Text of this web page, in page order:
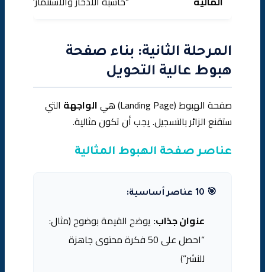
المرحلة الثانية: بناء صفحة
هبوط عالية التحويل
صفحة الهبوط (Landing Page) هي الواجهة التي
ستقنع الزائر بالتسجيل. يجب أن تكون مثالية.
عناصر صفحة الهبوط المثالية
🎯 10 عناصر أساسية:
عنوان جذاب: يوضح القيمة بوضوح (مثال:
“احصل على 50 فكرة محتوى جاهزة
للنشر”)